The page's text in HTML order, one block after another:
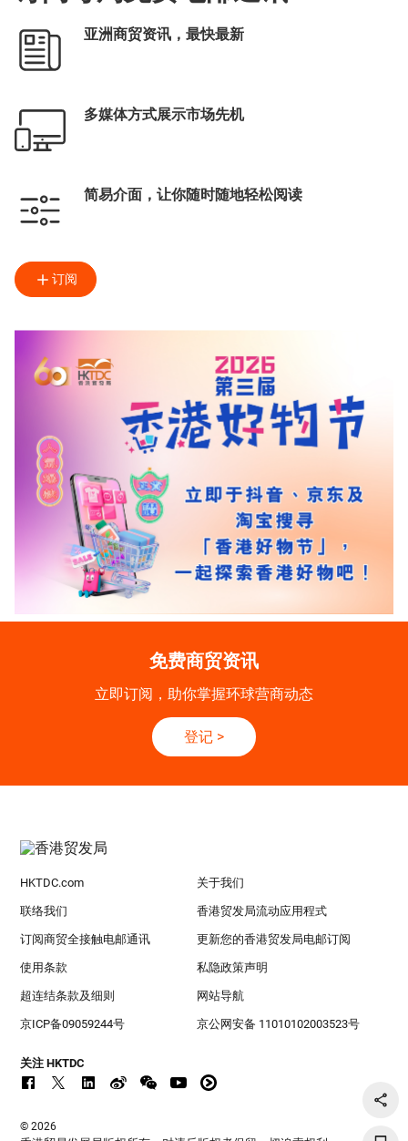
亚洲商贸资讯，最快最新
多媒体方式展示市场先机
简易介面，让你随时随地轻松阅读
订阅
免费商贸资讯
立即订阅，助你掌握环球营商动态
登记 >
HKTDC.com 关于我们
联络我们 香港贸发局流动应用程式
订阅商贸全接触电邮通讯 更新您的香港贸发局电邮订阅
使用条款 私隐政策声明
超连结条款及细则 网站导航
京ICP备09059244号 京公网安备 11010102003523号
关注 HKTDC
© 2026